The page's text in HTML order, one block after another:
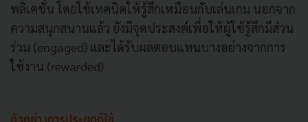
พลิเคชั่น โดยใช้เทคนิคให้รู้สึกเหมือนกับเล่นเกม นอกจาก
ความสนุกสนานแล้ว ยังมีจุดประสงค์เพื่อให้ผู้ใช้รู้สึกมีส่วน
ร่วม (engaged) และได้รับผลตอบแทนบางอย่างจากการ
ใช้งาน (rewarded)